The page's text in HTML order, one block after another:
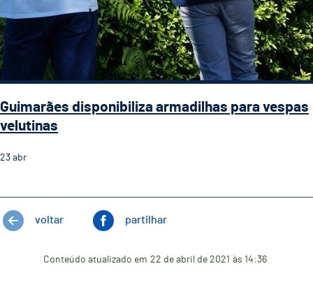
Guimarães disponibiliza armadilhas para vespas
velutinas
23 abr
voltar partilhar
Conteúdo atualizado em 22 de abril de 2021 às 14:36